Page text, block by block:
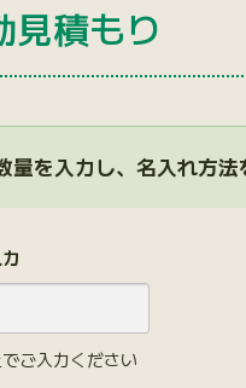
見積もり
量を入力し、名入れ方
ご入力ください